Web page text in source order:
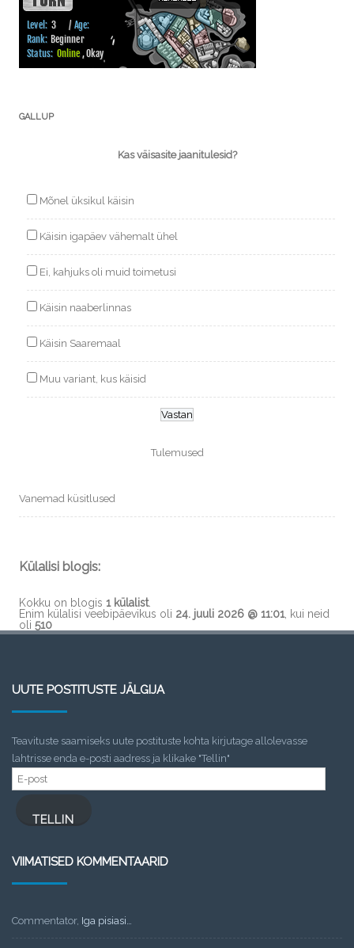
GALLUP
Kas väisasite jaanitulesid?
Mõnel üksikul käisin
Käisin igapäev vähemalt ühel
Ei, kahjuks oli muid toimetusi
Käisin naaberlinnas
Käisin Saaremaal
Muu variant, kus käisid
Tulemused
Vanemad küsitlused
Külalisi blogis:
Kokku on blogis 1 külalist.
Enim külalisi veebipäevikus oli 24. juuli 2026 @ 11:01 , kui neid
oli 510
UUTE POSTITUSTE JÄLGIJA
Teavituste saamiseks uute postituste kohta kirjutage allolevasse
lahtrisse enda e-posti aadress ja klikake "Tellin"
E-
post
TELLIN
VIIMATISED KOMMENTAARID
Commentator, Iga pisiasi…